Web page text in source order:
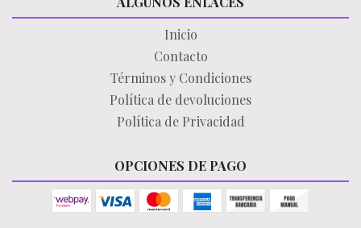
Inicio
Contacto
Términos y Condiciones
Política de devoluciones
Política de Privacidad
OPCIONES DE PAGO